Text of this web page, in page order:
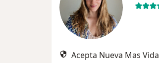
Acepta Nueva Mas Vida